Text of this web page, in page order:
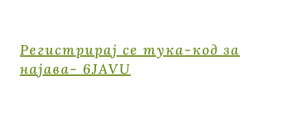
Регистрирај се тука-код за
најава- 6JAVU